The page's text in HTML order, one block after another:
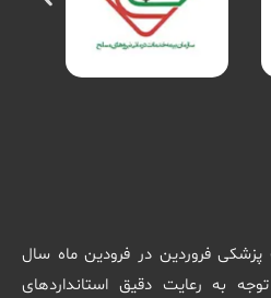
پزشکی فروردین در فرودین ماه سال
توجه به رعایت دقیق استانداردهای